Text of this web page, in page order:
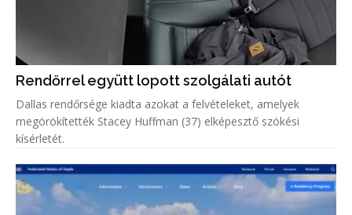
Rendőrrel együtt lopott szolgálati autót
Dallas rendőrsége kiadta azokat a felvételeket, amelyek
megörökítették Stacey Huffman (37) elképesztő szökési
kísérletét.